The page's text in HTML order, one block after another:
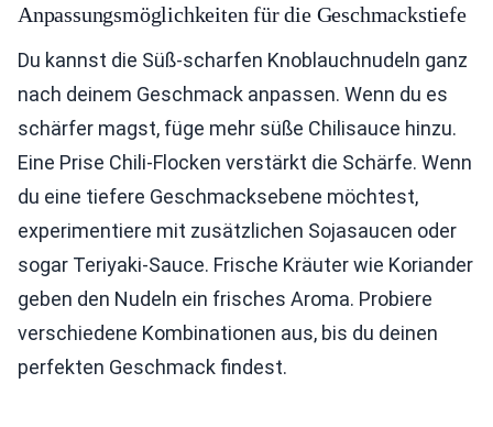
Anpassungsmöglichkeiten für die Geschmackstiefe
Du kannst die Süß-scharfen Knoblauchnudeln ganz
nach deinem Geschmack anpassen. Wenn du es
schärfer magst, füge mehr süße Chilisauce hinzu.
Eine Prise Chili-Flocken verstärkt die Schärfe. Wenn
du eine tiefere Geschmacksebene möchtest,
experimentiere mit zusätzlichen Sojasaucen oder
sogar Teriyaki-Sauce. Frische Kräuter wie Koriander
geben den Nudeln ein frisches Aroma. Probiere
verschiedene Kombinationen aus, bis du deinen
perfekten Geschmack findest.